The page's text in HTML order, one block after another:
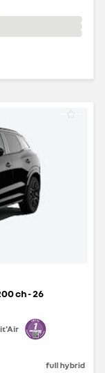
ch - 26
full hybrid